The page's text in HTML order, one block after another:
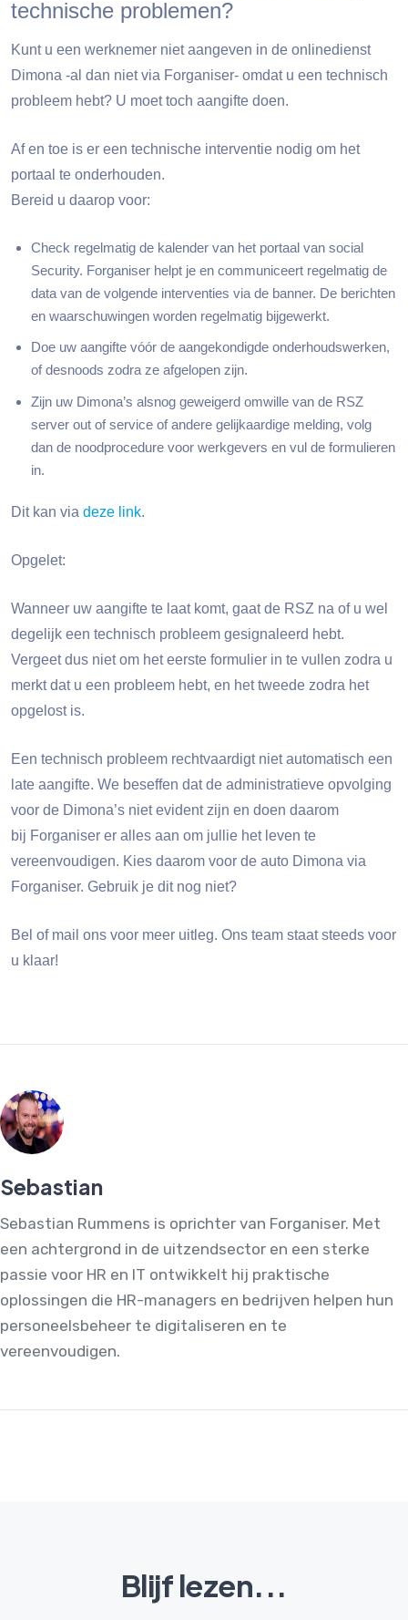
technische problemen?
Kunt u een werknemer niet aangeven in de onlinedienst
Dimona -al dan niet via Forganiser- omdat u een technisch
probleem hebt? U moet toch aangifte doen.
Af en toe is er een technische interventie nodig om het
portaal te onderhouden.
Bereid u daarop voor:
Check regelmatig de kalender van het portaal van social
Security. Forganiser helpt je en communiceert regelmatig de
data van de volgende interventies via de banner. De berichten
en waarschuwingen worden regelmatig bijgewerkt.
Doe uw aangifte vóór de aangekondigde onderhoudswerken,
of desnoods zodra ze afgelopen zijn.
Zijn uw Dimona’s alsnog geweigerd omwille van de RSZ
server out of service of andere gelijkaardige melding, volg
dan de noodprocedure voor werkgevers en vul de formulieren
in.
Dit kan via deze link.
Opgelet:
Wanneer uw aangifte te laat komt, gaat de RSZ na of u wel
degelijk een technisch probleem gesignaleerd hebt.
Vergeet dus niet om het eerste formulier in te vullen zodra u
merkt dat u een probleem hebt, en het tweede zodra het
opgelost is.
Een technisch probleem rechtvaardigt niet automatisch een
late aangifte. We beseffen dat de administratieve opvolging
voor de Dimona’s niet evident zijn en doen daarom
bij Forganiser er alles aan om jullie het leven te
vereenvoudigen. Kies daarom voor de auto Dimona via
Forganiser. Gebruik je dit nog niet?
Bel of mail ons voor meer uitleg. Ons team staat steeds voor
u klaar!
Sebastian
Sebastian Rummens is oprichter van Forganiser. Met
een achtergrond in de uitzendsector en een sterke
passie voor HR en IT ontwikkelt hij praktische
oplossingen die HR-managers en bedrijven helpen hun
personeelsbeheer te digitaliseren en te
vereenvoudigen.
Blijf lezen...